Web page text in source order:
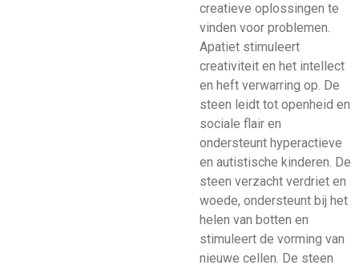
creatieve oplossingen te
vinden voor problemen.
Apatiet stimuleert
creativiteit en het intellect
en heft verwarring op. De
steen leidt tot openheid en
sociale flair en
ondersteunt hyperactieve
en autistische kinderen. De
steen verzacht verdriet en
woede, ondersteunt bij het
helen van botten en
stimuleert de vorming van
nieuwe cellen. De steen